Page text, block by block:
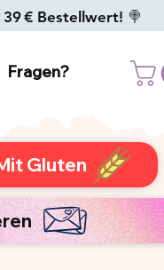
39 € Bestellwert! 🍭
Fragen?
Gluten